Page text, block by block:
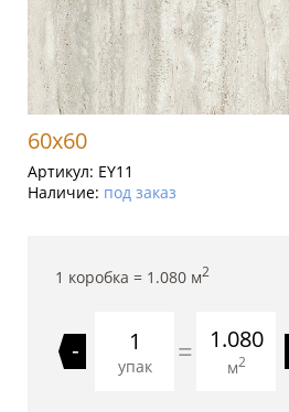
60x60
Артикул: EY11
Наличие: под заказ
1 коробка = 1.080 м2
-
упак = 1.080
м2